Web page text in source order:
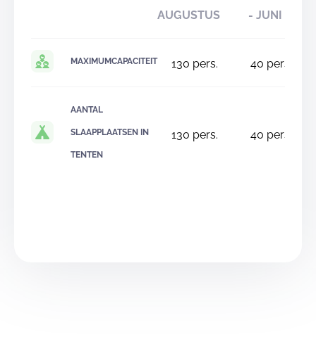
AUGUSTUS
- JUNI
MAXIMUMCAPACITEIT 130 pers. 40 pers.
AANTAL
SLAAPPLAATSEN IN
TENTEN
130 pers. 40 pers.